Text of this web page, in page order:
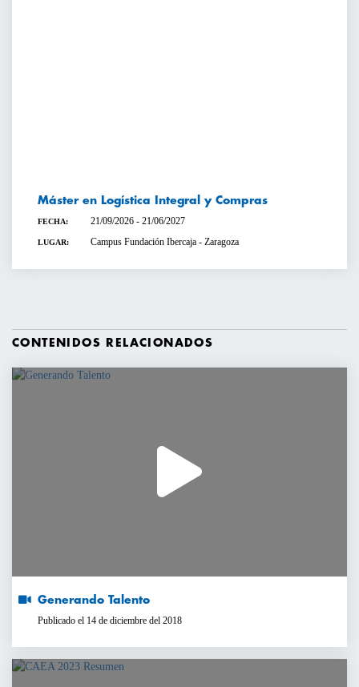
Máster en Logística Integral y Compras
FECHA: 21/09/2026 - 21/06/2027
LUGAR: Campus Fundación Ibercaja - Zaragoza
CONTENIDOS RELACIONADOS
Generando Talento
Publicado el 14 de diciembre del 2018